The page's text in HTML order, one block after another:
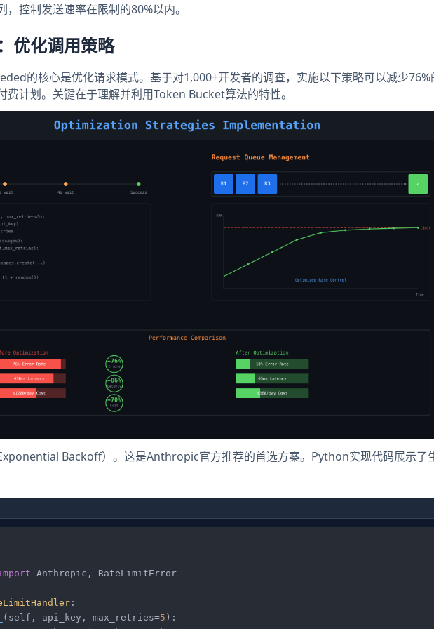
控制发送速率在限制的80%以内。
优化调用策略
的核心是优化请求模式。基于对1,000+开发者的调查，实施以下策略可以减少76%
费计划。关键在于理解并利用Token Bucket算法的特性。
Backoff）。这是Anthropic官方推荐的首选方案。Python实现代码展示了
Anthropic, RateLimitError
:
( self, api_key, max_retries=5 ):